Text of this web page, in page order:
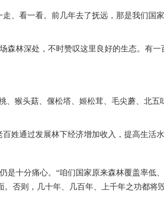
、看一看。前几年去了抚远，那是我们国
森林深处，不时赞叹这里良好的生态。有
、猴头菇、偃松塔、姬松茸、毛尖蘑、北
姓通过发展林下经济增加收入，提高生活
是十分痛心。“咱们国家原来森林覆盖率低
否则，几十年、几百年、上千年之功都将